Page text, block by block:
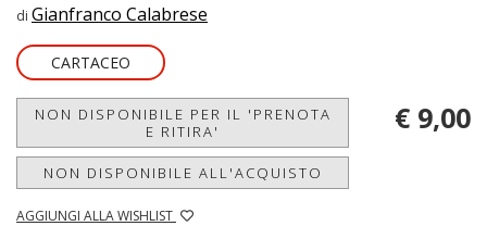
di Gianfranco Calabrese
CARTACEO
NON DISPONIBILE PER IL 'PRENOTA
E RITIRA'
NON DISPONIBILE ALL'ACQUISTO
AGGIUNGI ALLA WISHLIST
€ 9,00